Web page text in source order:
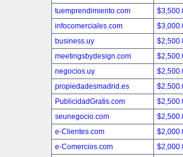
tuemprendimiento.com
infocomerciales.com
business.uy
meetingsbydesign.com
negocios.uy
propiedadesmadrid.es
PublicidadGratis.com
seunegocio.com
e-Clientes.com
e-Comercios.com